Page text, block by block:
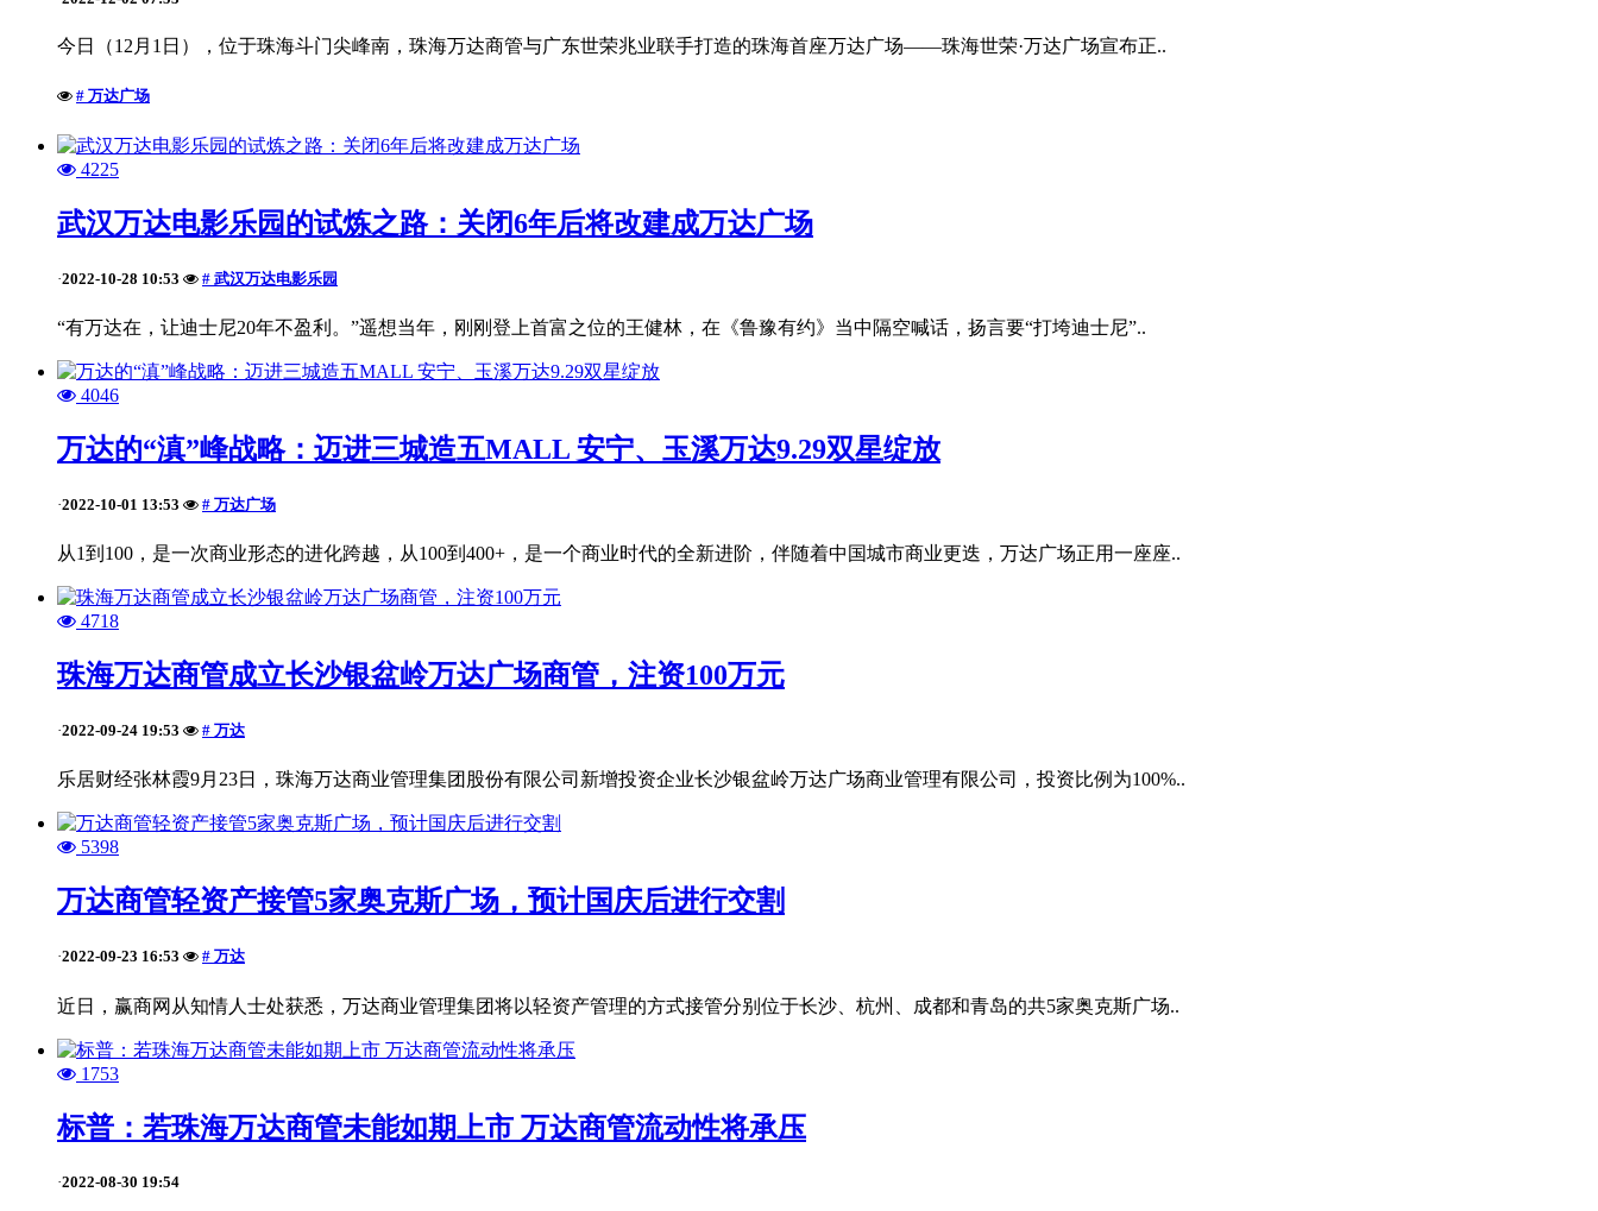
今日（12月1日），位于珠海斗门尖峰南，珠海万达商管与广东世荣兆业联手打造的珠海首座万达广场——珠海世荣·万达广场宣布正..
# 万达广场
4225
武汉万达电影乐园的试炼之路：关闭6年后将改建成万达广场
·2022-10-28 10:53 # 武汉万达电影乐园
“有万达在，让迪士尼20年不盈利。”遥想当年，刚刚登上首富之位的王健林，在《鲁豫有约》当中隔空喊话，扬言要“打垮迪士尼”..
4046
万达的“滇”峰战略：迈进三城造五MALL 安宁、玉溪万达9.29双星绽放
·2022-10-01 13:53 # 万达广场
从1到100，是一次商业形态的进化跨越，从100到400+，是一个商业时代的全新进阶，伴随着中国城市商业更迭，万达广场正用一座座..
4718
珠海万达商管成立长沙银盆岭万达广场商管，注资100万元
·2022-09-24 19:53 # 万达
乐居财经张林霞9月23日，珠海万达商业管理集团股份有限公司新增投资企业长沙银盆岭万达广场商业管理有限公司，投资比例为100%..
5398
万达商管轻资产接管5家奥克斯广场，预计国庆后进行交割
·2022-09-23 16:53 # 万达
近日，赢商网从知情人士处获悉，万达商业管理集团将以轻资产管理的方式接管分别位于长沙、杭州、成都和青岛的共5家奥克斯广场..
1753
标普：若珠海万达商管未能如期上市 万达商管流动性将承压
·2022-08-30 19:54